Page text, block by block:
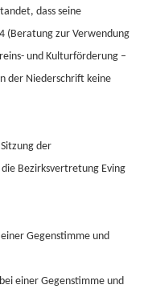
dass seine
(Beratung zur Verwendung
und Kulturförderung –
der Niederschrift keine
der
Bezirksvertretung Eving
Gegenstimme und
einer Gegenstimme und